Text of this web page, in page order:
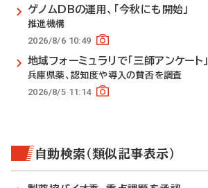
ゲノムDBの運用、「今秋にも開始」
推進機構
2026/8/6 10:49
地域フォーミュラリで「三師アンケート」
兵庫県薬、認知度や導入の賛否を調査
2026/8/5 11:14
自動検索（類似記事表示）